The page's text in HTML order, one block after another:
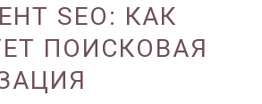
SEO: КАК
ПОИСКОВАЯ